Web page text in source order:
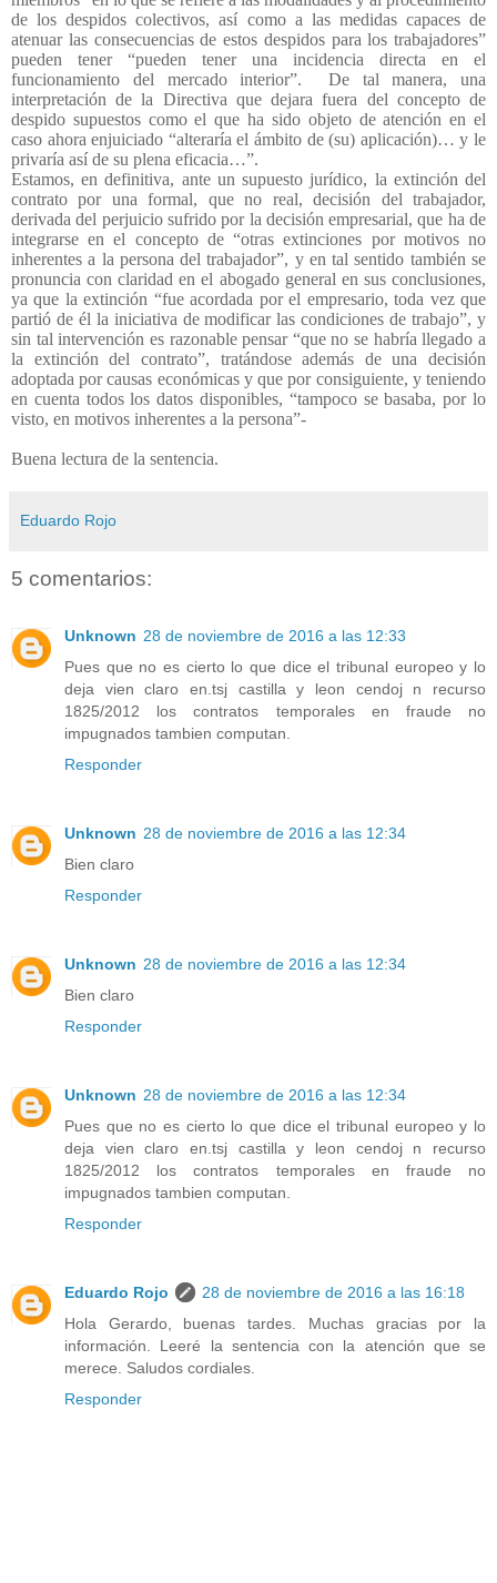
de los despidos colectivos, así como a las medidas capaces de
atenuar las consecuencias de estos despidos para los trabajadores”
pueden tener “pueden tener una incidencia directa en el
funcionamiento del mercado interior”.
De tal manera, una
interpretación de la Directiva que dejara fuera del concepto de
despido supuestos como el que ha sido objeto de atención en el
caso ahora enjuiciado “alteraría el ámbito de (su) aplicación)… y le
privaría así de su plena eficacia…”.
Estamos, en definitiva, ante un supuesto jurídico, la extinción del
contrato por una formal, que no real, decisión del trabajador,
derivada del perjuicio sufrido por la decisión empresarial, que ha de
integrarse en el concepto de “otras extinciones por motivos no
inherentes a la persona del trabajador”, y en tal sentido también se
pronuncia con claridad en el abogado general en sus conclusiones,
ya que la extinción “fue acordada por el empresario, toda vez que
partió de él la iniciativa de modificar las condiciones de trabajo”, y
sin tal intervención es razonable pensar “que no se habría llegado a
la extinción del contrato”, tratándose además de una decisión
adoptada por causas económicas y que por consiguiente, y teniendo
en cuenta todos los datos disponibles, “tampoco se basaba, por lo
visto, en motivos inherentes a la persona”-
Buena lectura de la sentencia.
Eduardo Rojo
5 comentarios:
Unknown 28 de noviembre de 2016 a las 12:33
Pues que no es cierto lo que dice el tribunal europeo y lo
deja vien claro en.tsj castilla y leon cendoj n recurso
1825/2012 los contratos temporales en fraude no
impugnados tambien computan.
Responder
Unknown 28 de noviembre de 2016 a las 12:34
Bien claro
Responder
Unknown 28 de noviembre de 2016 a las 12:34
Bien claro
Responder
Unknown 28 de noviembre de 2016 a las 12:34
Pues que no es cierto lo que dice el tribunal europeo y lo
deja vien claro en.tsj castilla y leon cendoj n recurso
1825/2012 los contratos temporales en fraude no
impugnados tambien computan.
Responder
Eduardo Rojo
28 de noviembre de 2016 a las 16:18
Hola Gerardo, buenas tardes. Muchas gracias por la
información. Leeré la sentencia con la atención que se
merece. Saludos cordiales.
Responder